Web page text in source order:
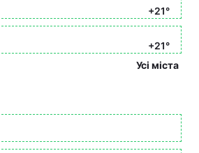
+21°
+21°
Усі міста